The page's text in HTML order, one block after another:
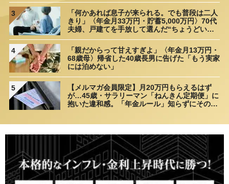
3
「何かあれば息子が来られる。でも普段は二人
きり」〈年金月33万円・貯蓄5,000万円〉70代
夫婦、戸建てを手放して選んだ“ちょうどいい
距離”
4
「親だからって甘えすぎよ」〈年金月13万円・
68歳母〉帰省した40歳長男に告げた「もう実家
には泊めない」
5
【メルマガ会員限定】月20万円もらえるはず
が…45歳・サラリーマン「ねんきん定期便」に
抱いた違和感。「年金ルール」知らずにそのま